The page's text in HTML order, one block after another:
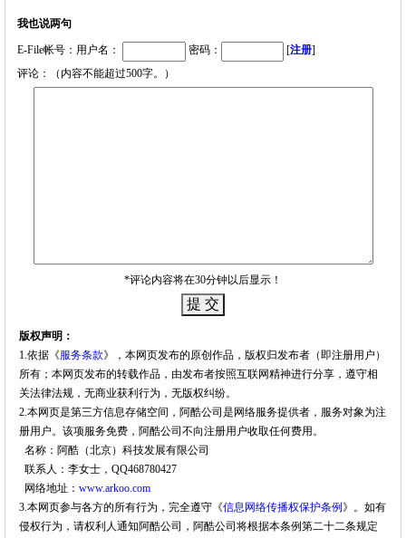
我也说两句
E-File帐号：用户名： 密码： [注册]
评论：（内容不能超过500字。）
*评论内容将在30分钟以后显示！
版权声明：
1.依据《服务条款》，本网页发布的原创作品，版权归发布者（即注册用户）
所有；本网页发布的转载作品，由发布者按照互联网精神进行分享，遵守相
关法律法规，无商业获利行为，无版权纠纷。
2.本网页是第三方信息存储空间，阿酷公司是网络服务提供者，服务对象为注
册用户。该项服务免费，阿酷公司不向注册用户收取任何费用。
名称：阿酷（北京）科技发展有限公司
联系人：李女士，QQ468780427
网络地址： www.arkoo.com
3.本网页参与各方的所有行为，完全遵守《信息网络传播权保护条例 》。如有
侵权行为，请权利人通知阿酷公司，阿酷公司将根据本条例第二十二条规定